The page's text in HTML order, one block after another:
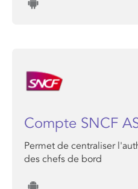
Compte SNCF
Permet de centraliser
des chefs de bord